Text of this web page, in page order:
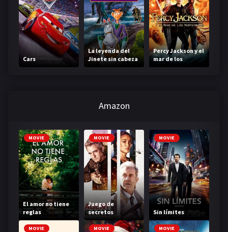
Cars
La leyenda del
Jinete sin cabeza
Percy Jackson y el
mar de los
monstruos
Amazon
MOVIE
El amor no tiene
reglas
MOVIE
Juego de
secretos
MOVIE
Sin límites
MOVIE MOVIE MOVIE